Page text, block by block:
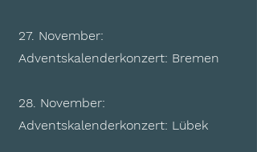
27. November:
Adventskalenderkonzert: Bremen
28. November:
Adventskalenderkonzert: Lübek